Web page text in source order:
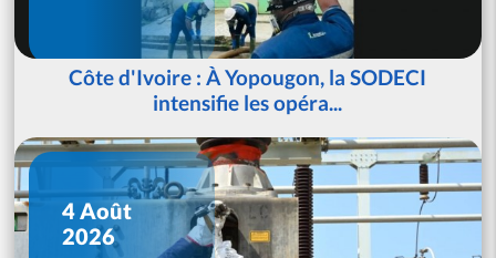
Côte d'Ivoire : À Yopougon, la SODECI
intensifie les opéra...
4 Août
2026